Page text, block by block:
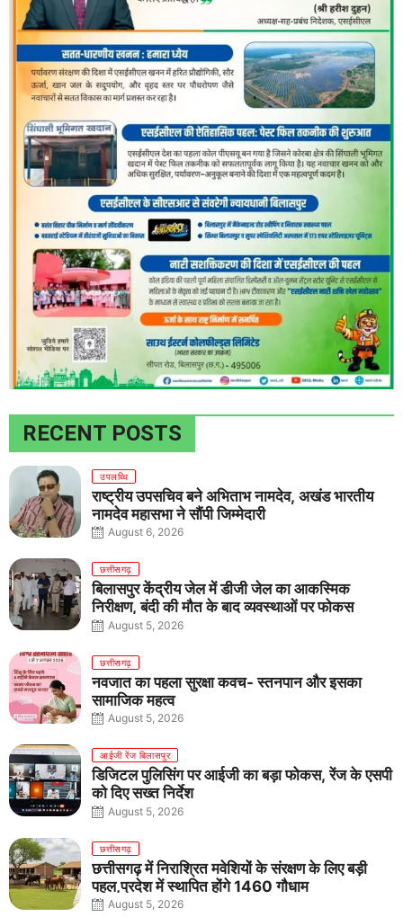
RECENT POSTS
उपलब्धि
राष्ट्रीय उपसचिव बने अभिताभ नामदेव, अखंड भारतीय
नामदेव महासभा ने सौंपी जिम्मेदारी
August 6, 2026
छत्तीसगढ़
बिलासपुर केंद्रीय जेल में डीजी जेल का आकस्मिक
निरीक्षण, बंदी की मौत के बाद व्यवस्थाओं पर फोकस
August 5, 2026
छत्तीसगढ़
नवजात का पहला सुरक्षा कवच- स्तनपान और इसका
सामाजिक महत्व
August 5, 2026
आईजी रेंज बिलासपुर
डिजिटल पुलिसिंग पर आईजी का बड़ा फोकस, रेंज के एसपी
को दिए सख्त निर्देश
August 5, 2026
छत्तीसगढ़
छत्तीसगढ़ में निराश्रित मवेशियों के संरक्षण के लिए बड़ी
पहल,प्रदेश में स्थापित होंगे 1460 गौधाम
August 5, 2026